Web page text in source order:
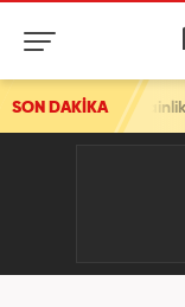
SON DAKİKA
deyip tehdit etti